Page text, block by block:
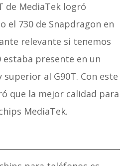
de MediaTek logró
el 730 de Snapdragon en
relevante si tenemos
estaba presente en un
al G90T. Con este
que la mejor calidad para
MediaTek.